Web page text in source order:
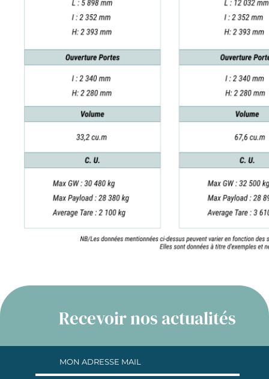
Recevoir nos actualités